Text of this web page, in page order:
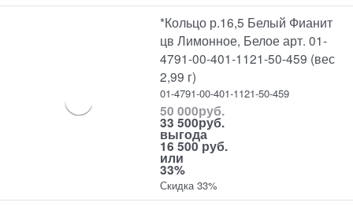
*Кольцо р.16,5 Белый Фианит
цв Лимонное, Белое арт. 01-
4791-00-401-1121-50-459 (вес
2,99 г)
01-4791-00-401-1121-50-459
50 000руб.
33 500руб.
выгода
16 500 руб.
или
33%
Скидка 33%